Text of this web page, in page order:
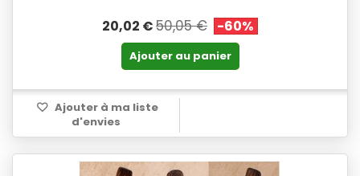
20,02 €50,05 € -60%
Ajouter au panier
Ajouter à ma liste
d'envies